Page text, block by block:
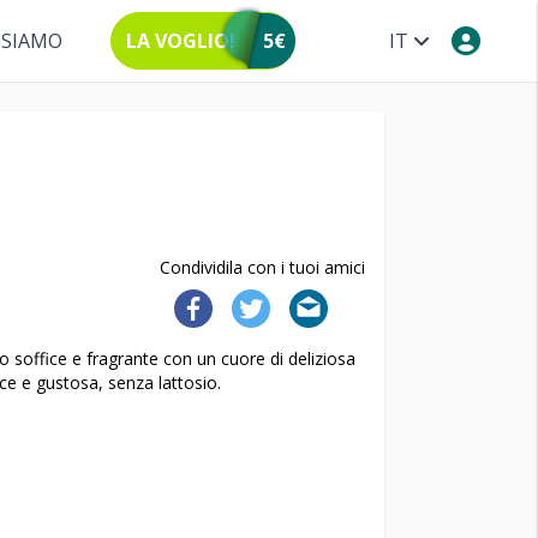
IT
LA VOGLIO! 5€
Condividila con i tuoi amici
soffice e fragrante con un cuore di deliziosa
e gustosa, senza lattosio.